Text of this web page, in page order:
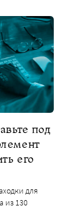
под
его
для
из 130